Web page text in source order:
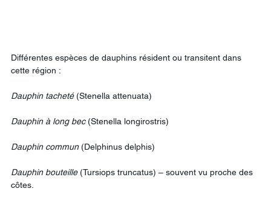
Différentes espèces de dauphins résident ou transitent dans
cette région :
Dauphin tacheté (Stenella attenuata)
Dauphin à long bec (Stenella longirostris)
Dauphin commun (Delphinus delphis)
Dauphin bouteille (Tursiops truncatus) – souvent vu proche des
côtes.